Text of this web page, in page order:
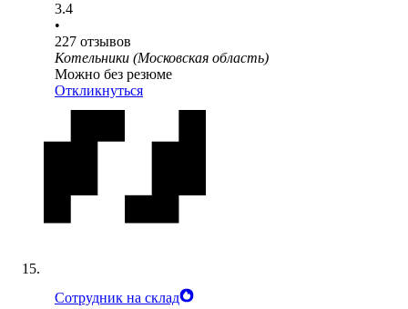
3.4
•
227 отзывов
Котельники (Московская область)
Можно без резюме
Откликнуться
Сотрудник на склад